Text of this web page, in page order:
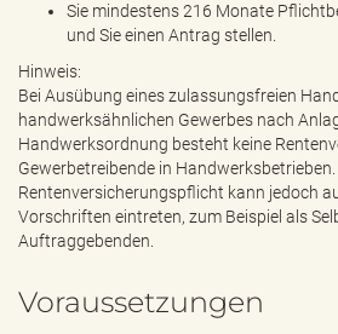
Sie mindestens 216 Monate
und Sie einen Antrag stellen.
Hinweis:
Bei Ausübung eines zulassungsfreien
handwerksähnlichen Gewerbes nach
Handwerksordnung besteht keine
Gewerbetreibende in Handwerksbetrieben.
Rentenversicherungspflicht kann jedoch
Vorschriften eintreten, zum Beispiel als
Auftraggebenden.
Voraussetzungen